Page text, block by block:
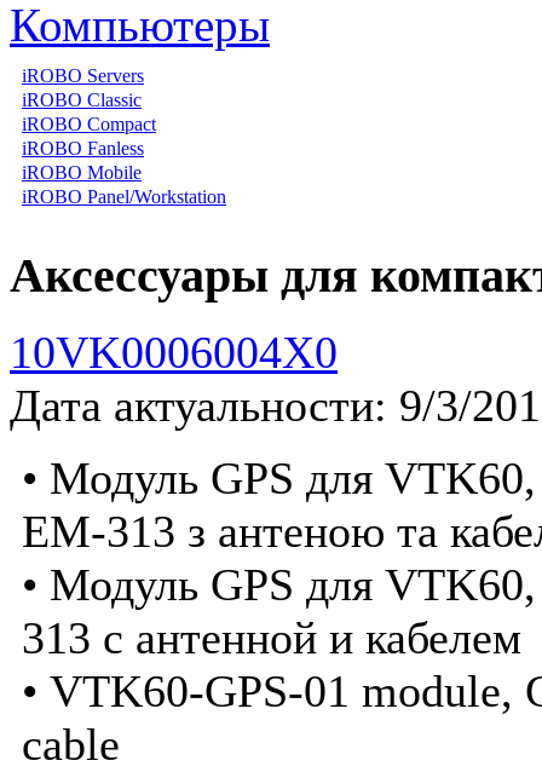
iROBO Servers
iROBO Classic
iROBO Compact
iROBO Fanless
iROBO Mobile
iROBO Panel/Workstation
Аксессуары для
10VK0006004X0
Дата актуальности: 9/3/
• Модуль GPS для
EM-313 з антеною та
• Модуль GPS для
313 с антенной и кабелем
• VTK60-GPS-01 module,
cable